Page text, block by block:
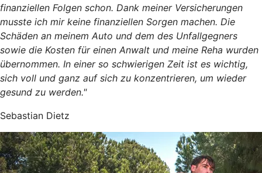
finanziellen Folgen schon. Dank meiner Versicherungen
musste ich mir keine finanziellen Sorgen machen. Die
Schäden an meinem Auto und dem des Unfallgegners
sowie die Kosten für einen Anwalt und meine Reha wurden
übernommen. In einer so schwierigen Zeit ist es wichtig,
sich voll und ganz auf sich zu konzentrieren, um wieder
gesund zu werden."
Sebastian Dietz